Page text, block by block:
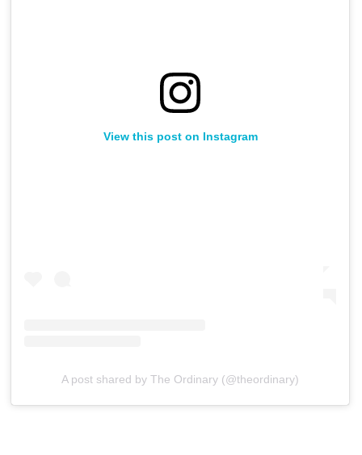
View this post on Instagram
A post shared by The Ordinary (@theordinary)